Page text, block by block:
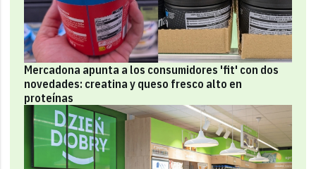
Mercadona apunta a los consumidores 'fit' con dos
novedades: creatina y queso fresco alto en
proteínas